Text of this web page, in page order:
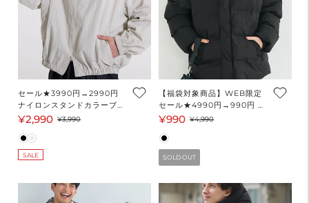
セール★3990円→2990円
ナイロンスタンドカラーブル
ゾン メンズ メール便不可
¥2,990 セ
格
通
¥3,990
SALE
【福袋対象商品】WEB限定
セール★4990円→990円 ユ
ニセックス中綿アウター レ
ール便不可
¥990 セ
ル
価
格
通
価
格
¥4,990
SOLD OUT